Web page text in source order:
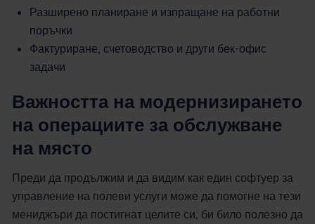
Разширено планиране и изпращане на работни
поръчки
Фактуриране, счетоводство и други бек-офис
задачи
Важността на модернизирането
на операциите за обслужване
на място
Преди да продължим и да видим как един софтуер за
управление на полеви услуги може да помогне на тези
мениджъри да постигнат целите си, би било полезно да